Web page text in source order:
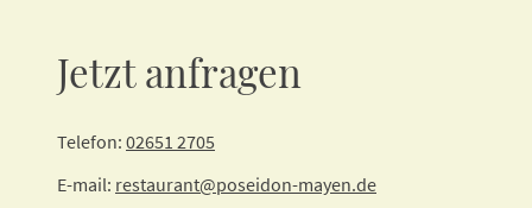
Jetzt anfragen
Telefon: 02651 2705
E-mail: restaurant@poseidon-mayen.de